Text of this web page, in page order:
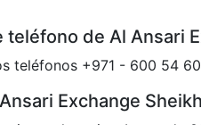
de Al Ansari
teléfonos +971 - 600 54
Exchange